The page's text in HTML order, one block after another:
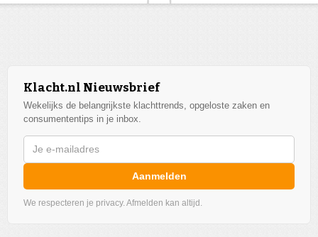
Klacht.nl Nieuwsbrief
Wekelijks de belangrijkste klachttrends, opgeloste zaken en
consumententips in je inbox.
Aanmelden
We respecteren je privacy. Afmelden kan altijd.